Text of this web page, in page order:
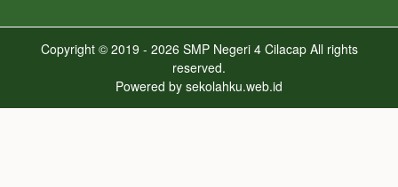
Copyright © 2019 - 2026 SMP Negeri 4 CilacapAll rights
reserved.
Powered by sekolahku.web.id